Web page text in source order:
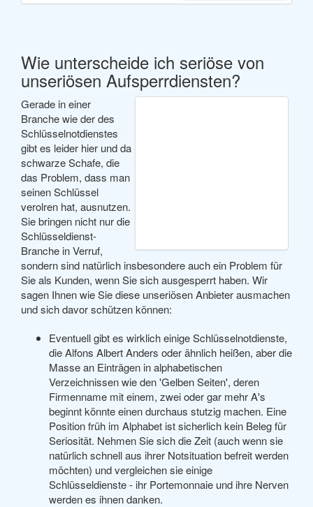
Wie unterscheide ich seriöse von
unseriösen Aufsperrdiensten?
Gerade in einer
Branche wie der des
Schlüsselnotdienstes
gibt es leider hier und da
schwarze Schafe, die
das Problem, dass man
seinen Schlüssel
verolren hat, ausnutzen.
Sie bringen nicht nur die
Schlüsseldienst-
Branche in Verruf,
sondern sind natürlich insbesondere auch ein Problem für
Sie als Kunden, wenn Sie sich ausgesperrt haben. Wir
sagen Ihnen wie Sie diese unseriösen Anbieter ausmachen
und sich davor schützen können:
Eventuell gibt es wirklich einige Schlüsselnotdienste,
die Alfons Albert Anders oder ähnlich heißen, aber die
Masse an Einträgen in alphabetischen
Verzeichnissen wie den 'Gelben Seiten', deren
Firmenname mit einem, zwei oder gar mehr A's
beginnt könnte einen durchaus stutzig machen. Eine
Position früh im Alphabet ist sicherlich kein Beleg für
Seriosität. Nehmen Sie sich die Zeit (auch wenn sie
natürlich schnell aus ihrer Notsituation befreit werden
möchten) und vergleichen sie einige
Schlüsseldienste - ihr Portemonnaie und ihre Nerven
werden es ihnen danken.